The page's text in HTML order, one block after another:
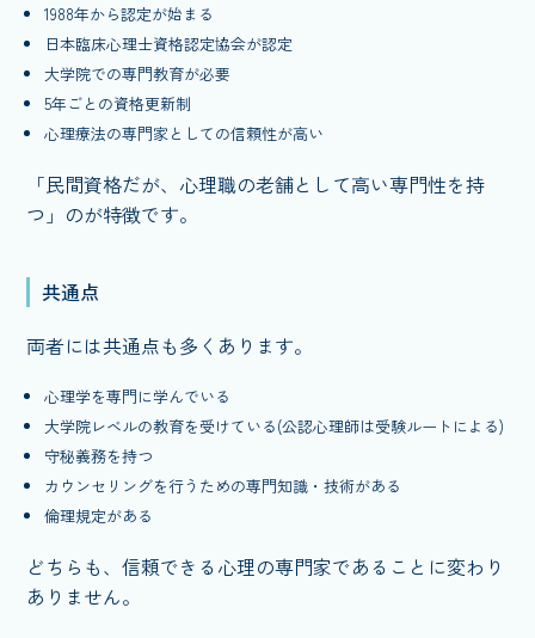
1988年から認定が始まる
日本臨床心理士資格認定協会が認定
大学院での専門教育が必要
5年ごとの資格更新制
心理療法の専門家としての信頼性が高い
「民間資格だが、心理職の老舗として高い専門性を持
つ」のが特徴です。
共通点
両者には共通点も多くあります。
心理学を専門に学んでいる
大学院レベルの教育を受けている(公認心理師は受験ルートによる)
守秘義務を持つ
カウンセリングを行うための専門知識・技術がある
倫理規定がある
どちらも、信頼できる心理の専門家であることに変わり
ありません。